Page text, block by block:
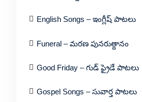
English Songs – ఇంగ్లీష్ పాటలు
Funeral – మరణ పునరుత్దానం
Good Friday – గుడ్ ఫ్రైడే పాటలు
Gospel Songs – సువార్త పాటలు